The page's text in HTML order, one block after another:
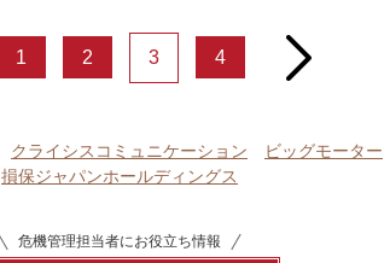
1 2 3 4 next
クライシスコミュニケーション ビッグモーター
損保ジャパンホールディングス
危機管理担当者にお役立ち情報